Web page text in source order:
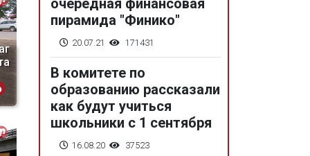
очередная финансовая
пирамида "Финико"
20.07.21 171431
В комитете по
образованию рассказали
как будут учиться
школьники с 1 сентября
16.08.20 37523